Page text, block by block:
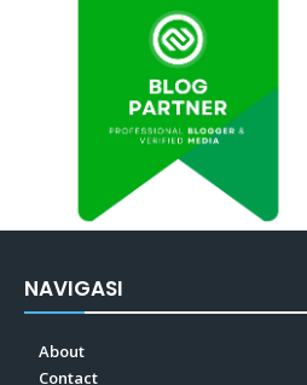
NAVIGASI
About
Contact